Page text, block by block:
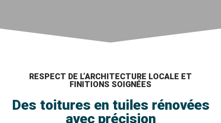
RESPECT DE L’ARCHITECTURE LOCALE ET
FINITIONS SOIGNÉES
Des toitures en tuiles rénovées
avec précision